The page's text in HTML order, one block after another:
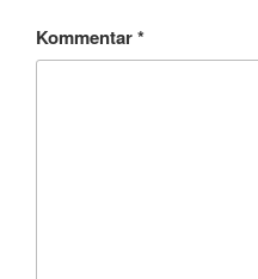
Kommentar*